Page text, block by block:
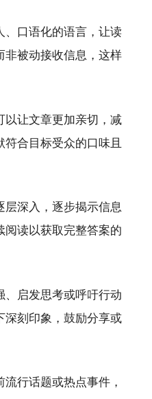
、口语化的语言，让读
非被动接收信息，这样
以让文章更加亲切，减
合目标受众的口味且
深入，逐步揭示信息
读以获取完整答案的
启发思考或呼吁行动
深刻印象，鼓励分享或
行话题或热点事件，